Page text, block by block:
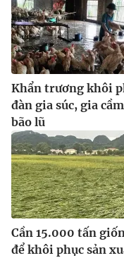
Khẩn trương khôi
đàn gia súc, gia
bão lũ
Cần 15.000 tấn
để khôi phục sản